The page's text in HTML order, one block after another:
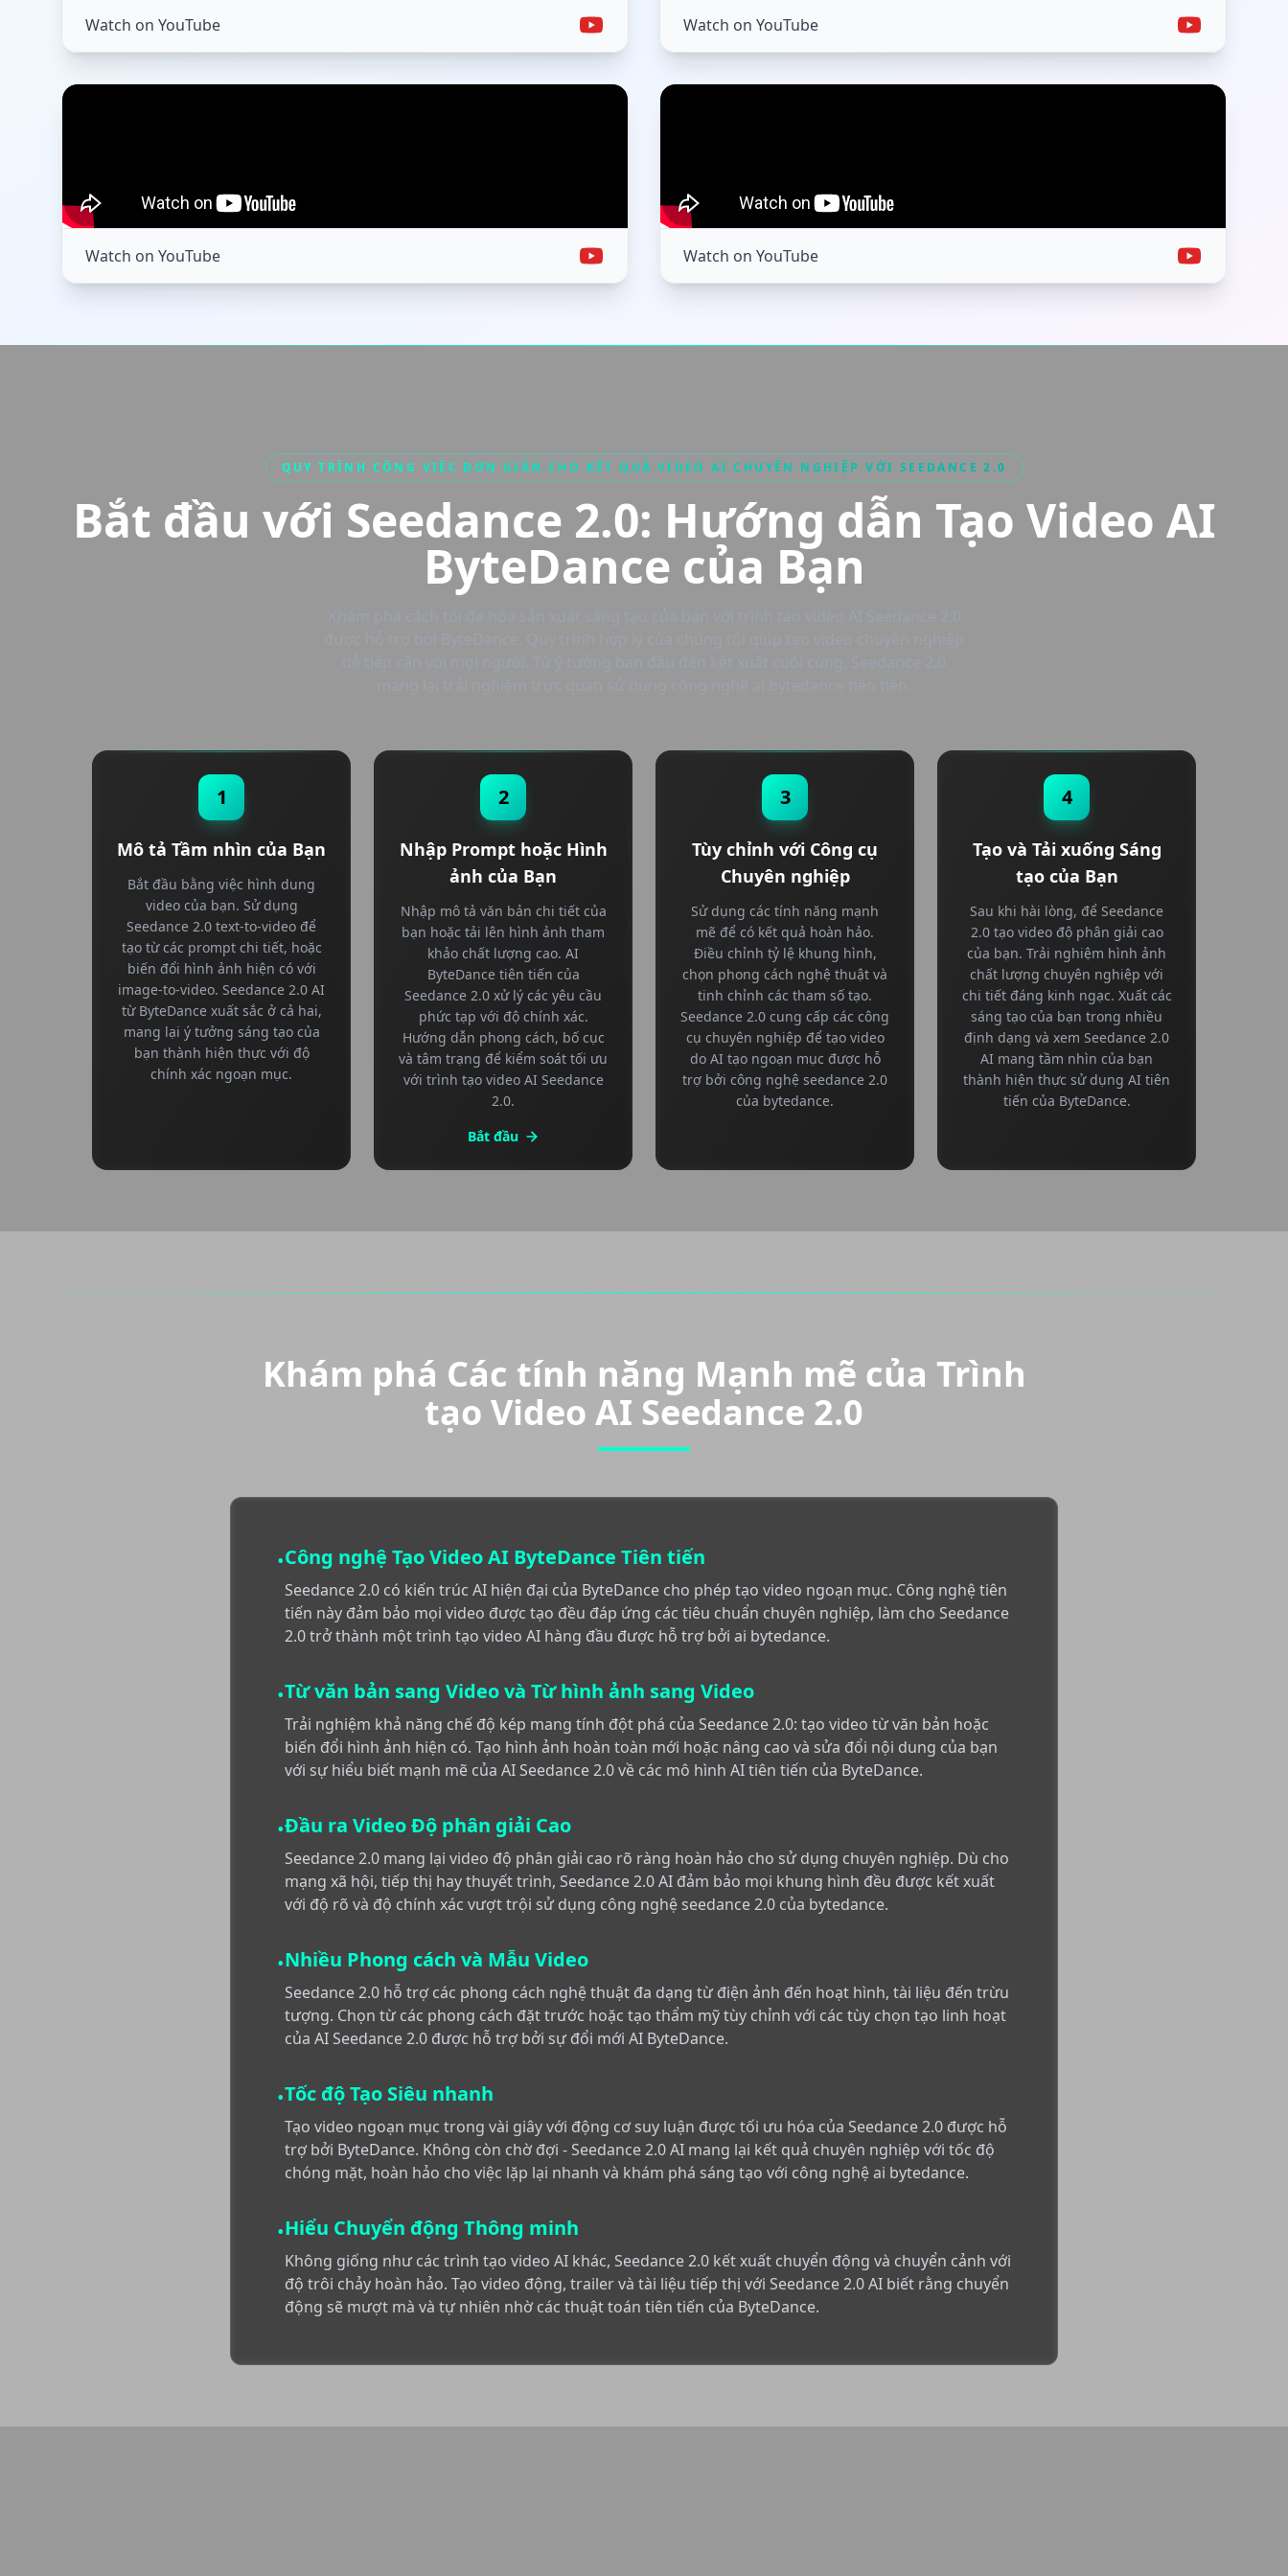
Watch on YouTube Watch on YouTube
Watch on YouTube Watch on YouTube
QUY TRÌNH CÔNG VIỆC ĐƠN GIẢN CHO KẾT QUẢ VIDEO AI CHUYÊN NGHIỆP VỚI SEEDANCE 2.0
Bắt đầu với Seedance 2.0: Hướng dẫn Tạo Video AI
ByteDance của Bạn
1
Mô tả Tầm nhìn của Bạn
Bắt đầu bằng việc hình dung
video của bạn. Sử dụng
Seedance 2.0 text-to-video để
tạo từ các prompt chi tiết, hoặc
biến đổi hình ảnh hiện có với
image-to-video. Seedance 2.0 AI
từ ByteDance xuất sắc ở cả hai,
mang lại ý tưởng sáng tạo của
bạn thành hiện thực với độ
chính xác ngoạn mục.
2
Nhập Prompt hoặc Hình
ảnh của Bạn
Nhập mô tả văn bản chi tiết của
bạn hoặc tải lên hình ảnh tham
khảo chất lượng cao. AI
ByteDance tiên tiến của
Seedance 2.0 xử lý các yêu cầu
phức tạp với độ chính xác.
Hướng dẫn phong cách, bố cục
và tâm trạng để kiểm soát tối ưu
với trình tạo video AI Seedance
2.0.
Bắt đầu
3
Tùy chỉnh với Công cụ
Chuyên nghiệp
Sử dụng các tính năng mạnh
mẽ để có kết quả hoàn hảo.
Điều chỉnh tỷ lệ khung hình,
chọn phong cách nghệ thuật và
tinh chỉnh các tham số tạo.
Seedance 2.0 cung cấp các công
cụ chuyên nghiệp để tạo video
do AI tạo ngoạn mục được hỗ
trợ bởi công nghệ seedance 2.0
của bytedance.
4
Tạo và Tải xuống Sáng
tạo của Bạn
Sau khi hài lòng, để Seedance
2.0 tạo video độ phân giải cao
của bạn. Trải nghiệm hình ảnh
chất lượng chuyên nghiệp với
chi tiết đáng kinh ngạc. Xuất các
sáng tạo của bạn trong nhiều
định dạng và xem Seedance 2.0
AI mang tầm nhìn của bạn
thành hiện thực sử dụng AI tiên
tiến của ByteDance.
Khám phá Các tính năng Mạnh mẽ của Trình
tạo Video AI Seedance 2.0
•Công nghệ Tạo Video AI ByteDance Tiên tiến
Seedance 2.0 có kiến trúc AI hiện đại của ByteDance cho phép tạo video ngoạn mục. Công nghệ tiên
tiến này đảm bảo mọi video được tạo đều đáp ứng các tiêu chuẩn chuyên nghiệp, làm cho Seedance
2.0 trở thành một trình tạo video AI hàng đầu được hỗ trợ bởi ai bytedance.
•Từ văn bản sang Video và Từ hình ảnh sang Video
Trải nghiệm khả năng chế độ kép mang tính đột phá của Seedance 2.0: tạo video từ văn bản hoặc
biến đổi hình ảnh hiện có. Tạo hình ảnh hoàn toàn mới hoặc nâng cao và sửa đổi nội dung của bạn
với sự hiểu biết mạnh mẽ của AI Seedance 2.0 về các mô hình AI tiên tiến của ByteDance.
•Đầu ra Video Độ phân giải Cao
Seedance 2.0 mang lại video độ phân giải cao rõ ràng hoàn hảo cho sử dụng chuyên nghiệp. Dù cho
mạng xã hội, tiếp thị hay thuyết trình, Seedance 2.0 AI đảm bảo mọi khung hình đều được kết xuất
với độ rõ và độ chính xác vượt trội sử dụng công nghệ seedance 2.0 của bytedance.
•Nhiều Phong cách và Mẫu Video
Seedance 2.0 hỗ trợ các phong cách nghệ thuật đa dạng từ điện ảnh đến hoạt hình, tài liệu đến trừu
tượng. Chọn từ các phong cách đặt trước hoặc tạo thẩm mỹ tùy chỉnh với các tùy chọn tạo linh hoạt
của AI Seedance 2.0 được hỗ trợ bởi sự đổi mới AI ByteDance.
•Tốc độ Tạo Siêu nhanh
Tạo video ngoạn mục trong vài giây với động cơ suy luận được tối ưu hóa của Seedance 2.0 được hỗ
trợ bởi ByteDance. Không còn chờ đợi - Seedance 2.0 AI mang lại kết quả chuyên nghiệp với tốc độ
chóng mặt, hoàn hảo cho việc lặp lại nhanh và khám phá sáng tạo với công nghệ ai bytedance.
•Hiểu Chuyển động Thông minh
Không giống như các trình tạo video AI khác, Seedance 2.0 kết xuất chuyển động và chuyển cảnh với
độ trôi chảy hoàn hảo. Tạo video động, trailer và tài liệu tiếp thị với Seedance 2.0 AI biết rằng chuyển
động sẽ mượt mà và tự nhiên nhờ các thuật toán tiên tiến của ByteDance.